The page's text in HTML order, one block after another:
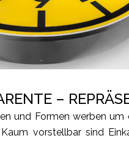
–
und Formen werben
vorstellbar sind